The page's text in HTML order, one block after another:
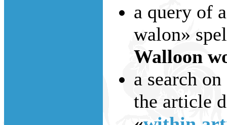
a query of
walon»
Walloon
a search
the article